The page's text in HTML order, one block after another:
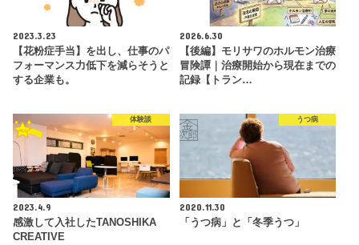
2023.3.23
【花粉症手当】を出し、仕事のパ
フォーマンス力低下を減らそうと
する企業も。
2026.6.30
【後編】モリサワのホルモン治療
冒険譚｜治療開始から現在までの
記録【トラン…
体験談
2023.4.9
感激して入社したTANOSHIKA
CREATIVE
うつ病
2020.11.30
「うつ病」と「冬季うつ」